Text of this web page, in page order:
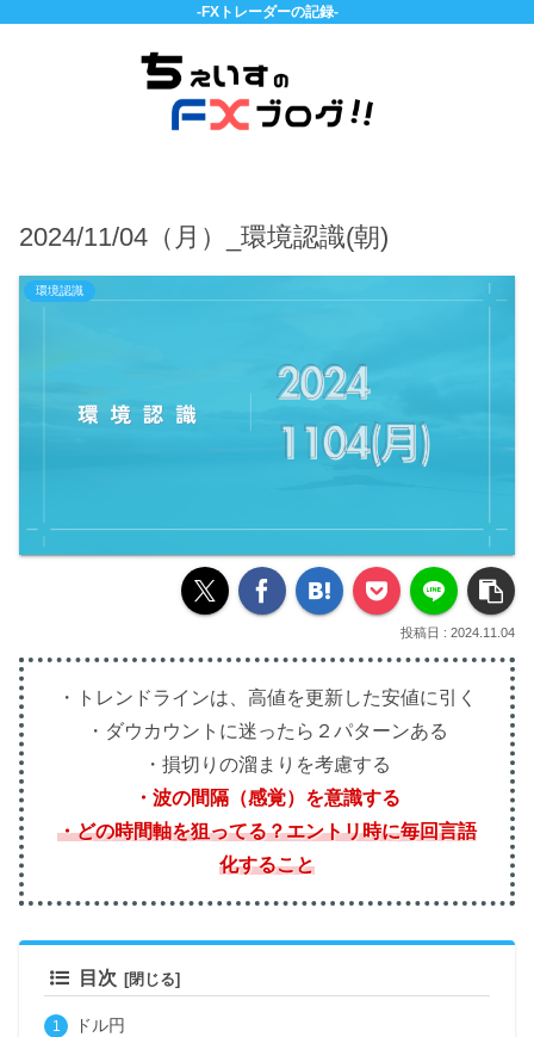
-FXトレーダーの記録-
2024/11/04（月）_環境認識(朝)
環境認識
2024.11.04
・トレンドラインは、高値を更新した安値に引く
・ダウカウントに迷ったら２パターンある
・損切りの溜まりを考慮する
・波の間隔（感覚）を意識する
・どの時間軸を狙ってる？エントリ時に毎回言語
化すること
目次
ドル円